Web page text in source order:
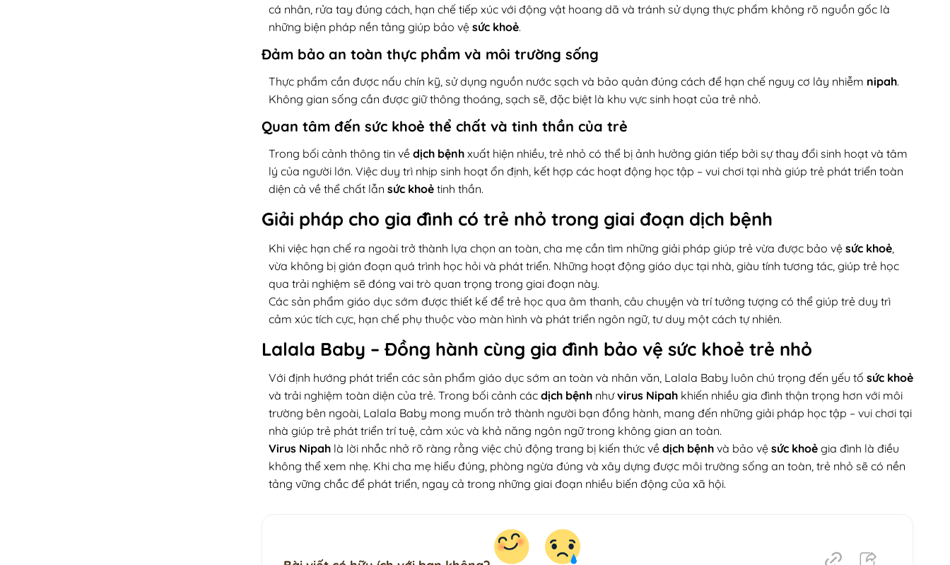
cá nhân, rửa tay đúng cách, hạn chế tiếp xúc với động vật hoang dã và tránh sử dụng thực phẩm không rõ nguồn gốc là
những biện pháp nền tảng giúp bảo vệ sức khoẻ.
Đảm bảo an toàn thực phẩm và môi trường sống
Thực phẩm cần được nấu chín kỹ, sử dụng nguồn nước sạch và bảo quản đúng cách để hạn chế nguy cơ lây nhiễm nipah.
Không gian sống cần được giữ thông thoáng, sạch sẽ, đặc biệt là khu vực sinh hoạt của trẻ nhỏ.
Quan tâm đến sức khoẻ thể chất và tinh thần của trẻ
Trong bối cảnh thông tin về dịch bệnhxuất hiện nhiều, trẻ nhỏ có thể bị ảnh hưởng gián tiếp bởi sự thay đổi sinh hoạt và tâm
lý của người lớn. Việc duy trì nhịp sinh hoạt ổn định, kết hợp các hoạt động học tập – vui chơi tại nhà giúp trẻ phát triển toàn
diện cả về thể chất lẫn sức khoẻtinh thần.
Giải pháp cho gia đình có trẻ nhỏ trong giai đoạn dịch bệnh
Khi việc hạn chế ra ngoài trở thành lựa chọn an toàn, cha mẹ cần tìm những giải pháp giúp trẻ vừa được bảo vệ sức khoẻ,
vừa không bị gián đoạn quá trình học hỏi và phát triển. Những hoạt động giáo dục tại nhà, giàu tính tương tác, giúp trẻ học
qua trải nghiệm sẽ đóng vai trò quan trọng trong giai đoạn này.
Các sản phẩm giáo dục sớm được thiết kế để trẻ học qua âm thanh, câu chuyện và trí tưởng tượng có thể giúp trẻ duy trì
cảm xúc tích cực, hạn chế phụ thuộc vào màn hình và phát triển ngôn ngữ, tư duy một cách tự nhiên.
Lalala Baby – Đồng hành cùng gia đình bảo vệ sức khoẻ trẻ nhỏ
Với định hướng phát triển các sản phẩm giáo dục sớm an toàn và nhân văn, Lalala Baby luôn chú trọng đến yếu tố sức khoẻ
và trải nghiệm toàn diện của trẻ. Trong bối cảnh các dịch bệnhnhưvirus Nipahkhiến nhiều gia đình thận trọng hơn với môi
trường bên ngoài, Lalala Baby mong muốn trở thành người bạn đồng hành, mang đến những giải pháp học tập – vui chơi tại
nhà giúp trẻ phát triển trí tuệ, cảm xúc và khả năng ngôn ngữ trong không gian an toàn.
Virus Nipahlà lời nhắc nhở rõ ràng rằng việc chủ động trang bị kiến thức về dịch bệnhvà bảo vệ sức khoẻgia đình là điều
không thể xem nhẹ. Khi cha mẹ hiểu đúng, phòng ngừa đúng và xây dựng được môi trường sống an toàn, trẻ nhỏ sẽ có nền
tảng vững chắc để phát triển, ngay cả trong những giai đoạn nhiều biến động của xã hội.